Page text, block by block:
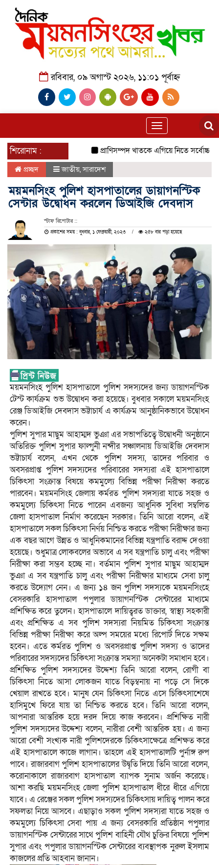
রবিবার, ০৯ অগাস্ট ২০২৬, ১১:০১ পূর্বাহ্ন
Toggle
navigation
শিরোনাম : প্রাণিসম্পদ খাতকে এগিয়ে নিতে সর্বোচ্চ গুরুত্ব
প্রচ্ছদ জাতীয়,সারাদেশ
ময়মনসিংহ পুলিশ হাসপাতালের ডায়াগনস্টিক
সেন্টার উদ্বোধন করলেন ডিআইজি দেবদাস
স্টাফ রিপোটার ::
প্রকাশের সময় : বুধবার, ১ ফেব্রুয়ারী, ২০২৩ ২৫৮ বার পড়া হয়েছে
ময়মনসিংহ পুলিশ হাসপাতালে পুলিশ সদস্যদের জন্য ডায়াগনস্টিক
টেস্ট কার্যক্রম শুভ উদ্বোধন করা হয়েছে। বুধবার সকালে ময়মনসিংহ
রেঞ্জ ডিআইজি দেবদাস ভট্টাচার্য এ কার্যক্রম আনুষ্ঠানিকভাবে উদ্বোধন
করেন।
পুলিশ সুপার মাছুম আহাম্মদ ভুঞা এর সভাপতিত্বে উদ্বোধনী অনুষ্ঠানে
অতিরিক্ত পুলিশ সুপার ফাল্গুনী নন্দীর সঞ্চালনায় ডিআইজি দেবদাস
ভট্টাচার্য বলেন, এখন থেকে পুলিশ সদস্য, তাদের পরিবার ও
অবসরপ্রাপ্ত পুলিশ সদস্যদের পরিবারের সদস্যরা এই হাসপাতালে
চিকিৎসা সংক্রান্ত বিষয়ে কমমুল্যে বিভিন্ন পরীক্ষা নিরীক্ষা করতে
পারবেন। ময়মনসিংহ জেলায় কর্মরত পুলিশ সদস্যরা যাতে সহজ ও
কমমুল্যে চিকিৎসা নিতে পারেন এবজন্য আধুনিক সুবিধা সম্বলিত
জেলা হাসপাতাল নির্মাণ করেছেন সরকার। তিনি আরো বলেন, এই
হাসপাতালে সকল চিকিৎসা নির্ণয় নিশ্চিত করতে পরীক্ষা নিরীক্ষার জন্য
এক বছর আগে উন্নত ও আধুনিকমানের বিভিন্ন যন্ত্রপাতি বরাদ্দ দেওয়া
হয়েছে। শুধুমাত্র লোকবলের অভাবে এ সব যন্ত্রপাতি চালু এবং পরীক্ষা
নিরীক্ষা করা সম্ভব হচ্ছে না। বর্তমান পুলিশ সুপার মাছুম আহাম্মদ
ভুঞা এ সব যন্ত্রপাতি চালু এবং পরীক্ষা নিরীক্ষার মাধ্যমে সেবা চালু
করতে উদ্যোগ নেন। এ জন্য ১৪ জন পুলিশ সদস্যকে ময়মনসিংহে
বেসরকারি হাসপাতাল পপুলার ডায়াগনস্টিক সেন্টারের মাধ্যমে
প্রশিক্ষিত করে তুলেন। হাসপাতালে দায়িত্বরত ডাক্তার, স্বাস্থ্য সহকারী
এবং প্রশিক্ষিত এ সব পুলিশ সদস্যরা নিয়মিত চিকিৎসা সংক্রান্ত
বিভিন্ন পরীক্ষা নিরীক্ষা করে অল্প সময়ের মধ্যে রিপোর্ট দিতে সক্ষম
হবেন। এতে কর্মরত পুলিশ ও অবসরপ্রাপ্ত পুলিশ সদস্য ও তাদের
পরিবারের সদস্যদের চিকিৎসা সংক্রান্ত সমস্যা অনেকটা সমাধান হবে।
প্রশিক্ষিত পুলিশ সদস্যদের উদ্দেশ্য তিনি আরো বলেন, রোগী বা
চিকিৎসা নিতে আসা লোকজন যাতে বিড়ম্বনায় না পড়ে সে দিকে
খেয়াল রাখতে হবে। মানুষ যেন চিকিৎসা নিতে এসে চিকিৎসাশেষে
হাসিমুখে ফিরে যায় তা নিশ্চিত করতে হবে। তিনি আরো বলেন,
আপনারা আন্তরিক হয়ে দরদ দিয়ে কাজ করবেন। প্রশিক্ষিত নারী
পুলিশ সদস্যদের উদ্দেশ্য বলেন, নারীরা বেশী আন্তরিক হয়। এ জন্য
আরো বেশী সংখ্যক নারী পুলিশদেরকে চিকিৎসাক্ষেত্রে প্রশিক্ষত করে
এই হাসপাতালে কাজে লাগান। তাহলে এই হাসপাতালটি পুর্নাঙ্গ রুপ
পাবে। রাজারবাগ পুলিশ হাসপাতালের উদ্বৃতি দিয়ে তিনি আরো বলেন,
করোনাকালে রাজারবাগ হাসপাতাল ব্যাপক সুনাম অর্জন করেছে।
আশা করছি ময়মনসিংহ জেলা পুলিশ হাসপাতাল ধীরে ধীরে এগিয়ে
যাবে। এ রেঞ্জের সকল পুলিশ সদস্যদের চিকিৎসায় দায়িত্ব পালন করে
সফলতা নিয়ে আসবে। এছাড়াও সকল পুলিশ সদস্যরা যাতে সহজ ও
কমমুল্যে চিকিৎসা সেবা পায় এ জন্য বেসরকারি প্রতিষ্ঠান পপুলার
ডায়াগনস্টিক সেন্টারের সাথে পুলিশ বাহিনী যৌথ চুক্তির বিষয়ে পুলিশ
সুপার এবং পপুলার ডায়াগনস্টিক সেন্টারের ব্যবস্থাপক নুরুল ইসলাম
কাজলের প্রতি আহবান জানান।